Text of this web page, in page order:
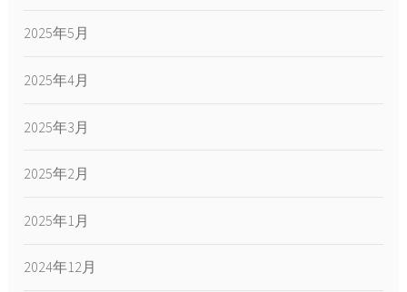
2025年5月
2025年4月
2025年3月
2025年2月
2025年1月
2024年12月